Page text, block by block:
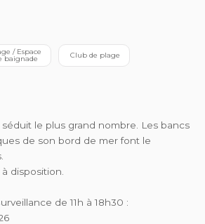
baignade Club de plage
le plus grand nombre. Les bancs
de son bord de mer font le
disposition.
de 11h à 18h30 :